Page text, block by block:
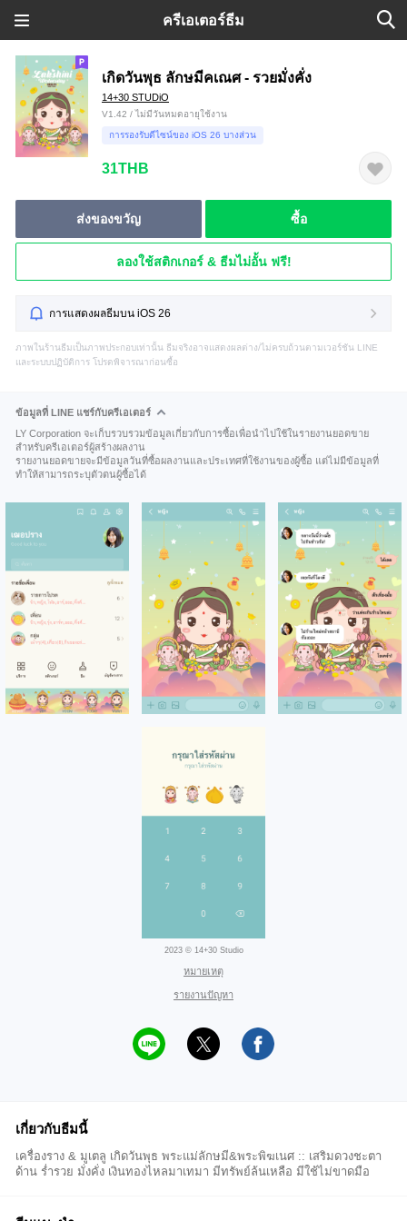
ครีเอเตอร์ธีม
เกิดวันพุธ ลักษมีคเณศ - รวยมั่งคั่ง
14+30 STUDiO
V1.42 / ไม่มีวันหมดอายุใช้งาน
การรองรับดีไซน์ของ iOS 26 บางส่วน
31THB
ส่งของขวัญ ซื้อ
ลองใช้สติกเกอร์ & ธีมไม่อั้น ฟรี!
การแสดงผลธีมบน iOS 26
ภาพในร้านธีมเป็นภาพประกอบเท่านั้น ธีมจริงอาจแสดงผลต่าง/ไม่ครบถ้วนตามเวอร์ชัน LINE
และระบบปฏิบัติการ โปรดพิจารณาก่อนซื้อ
ข้อมูลที่ LINE แชร์กับครีเอเตอร์
LY Corporation จะเก็บรวบรวมข้อมูลเกี่ยวกับการซื้อเพื่อนำไปใช้ในรายงานยอดขาย
สำหรับครีเอเตอร์ผู้สร้างผลงาน
รายงานยอดขายจะมีข้อมูลวันที่ซื้อผลงานและประเทศที่ใช้งานของผู้ซื้อ แต่ไม่มีข้อมูลที่
ทำให้สามารถระบุตัวตนผู้ซื้อได้
2023 © 14+30 Studio
หมายเหตุ
รายงานปัญหา
เกี่ยวกับธีมนี้
เครื่องราง & มูเตลู เกิดวันพุธ พระแม่ลักษมี&พระพิฆเนศ :: เสริมดวงชะตา
ด้าน ร่ำรวย มั่งคั่ง เงินทองไหลมาเทมา มีทรัพย์ล้นเหลือ มีใช้ไม่ขาดมือ